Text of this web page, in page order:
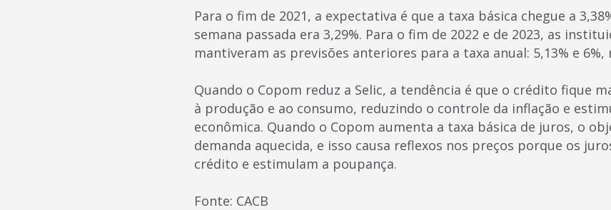
Para o fim de 2021, a expectativa é que a taxa básica chegue a
semana passada era 3,29%. Para o fim de 2022 e de 2023, as
mantiveram as previsões anteriores para a taxa anual: 5,13% e
Quando o Copom reduz a Selic, a tendência é que o crédito fique
à produção e ao consumo, reduzindo o controle da inflação e
econômica. Quando o Copom aumenta a taxa básica de juros, o
demanda aquecida, e isso causa reflexos nos preços porque os
crédito e estimulam a poupança.
Fonte: CACB